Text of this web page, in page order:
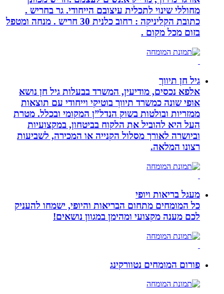
מחוללי שינוי לתכלית עיצובם הייחודי. גר בחריש .
כתובת הקליניקה : רחוב כלנית 30 חריש . מנחה ומטפל
בזום מכל מקום .
גיל חן תיווך
אלפא נכסים, מודיעין, המשרד בבעלות גיל חן נושא
אופי שונה כמשרד תיווך בוטיקי וייחודי עם תוצאות
ממזריות ובולטות בשוק הנדל”ן המקומי ובכלל. מטרת
העל היא להוביל את הלקוח בביטחון, במקצועיות
וביושרה לאורך מסלול הקנייה או המכירה, לשביעות
רצונו המלאה.
מעגל בריאות ויופי
כל המומחים מתחום הבריאות והיופי, ישמחו להעניק
לכם מענה מקצועי ומהימן במגוון נושאים!
פורום המומחים נטוורקינג